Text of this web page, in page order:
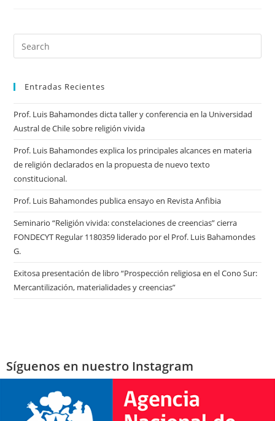
Entradas Recientes
Prof. Luis Bahamondes dicta taller y conferencia en la Universidad
Austral de Chile sobre religión vivida
Prof. Luis Bahamondes explica los principales alcances en materia
de religión declarados en la propuesta de nuevo texto
constitucional.
Prof. Luis Bahamondes publica ensayo en Revista Anfibia
Seminario “Religión vivida: constelaciones de creencias” cierra
FONDECYT Regular 1180359 liderado por el Prof. Luis Bahamondes
G.
Exitosa presentación de libro “Prospección religiosa en el Cono Sur:
Mercantilización, materialidades y creencias”
Síguenos en nuestro Instagram